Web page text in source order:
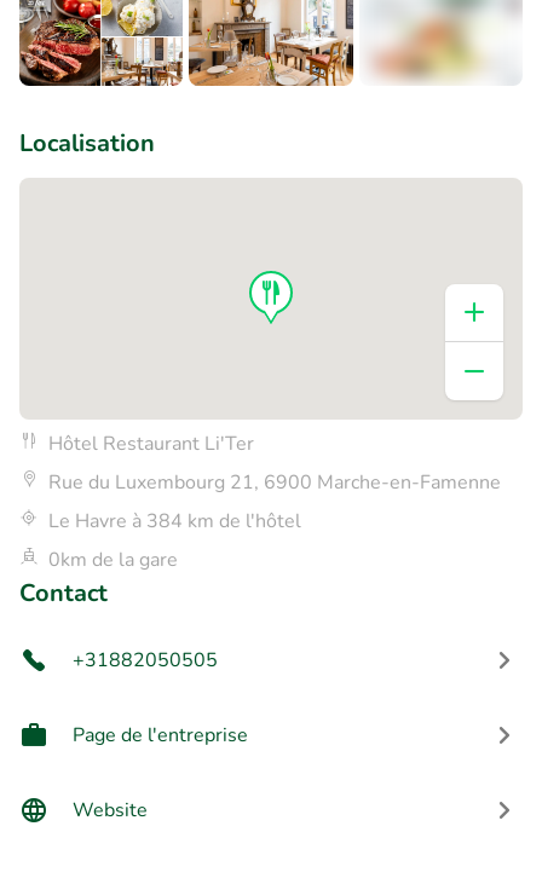
Localisation
Hôtel Restaurant Li'Ter
Rue du Luxembourg 21, 6900 Marche-en-Famenne
Le Havre à 384 km de l'hôtel
0km de la gare
Contact
+31882050505
Page de l'entreprise
Website